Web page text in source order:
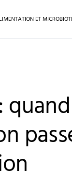
ET
quand